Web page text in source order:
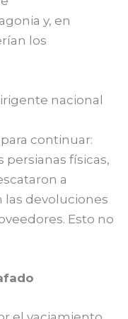
y, en
los
nacional
continuar:
persianas físicas,
a
las devoluciones
Esto no